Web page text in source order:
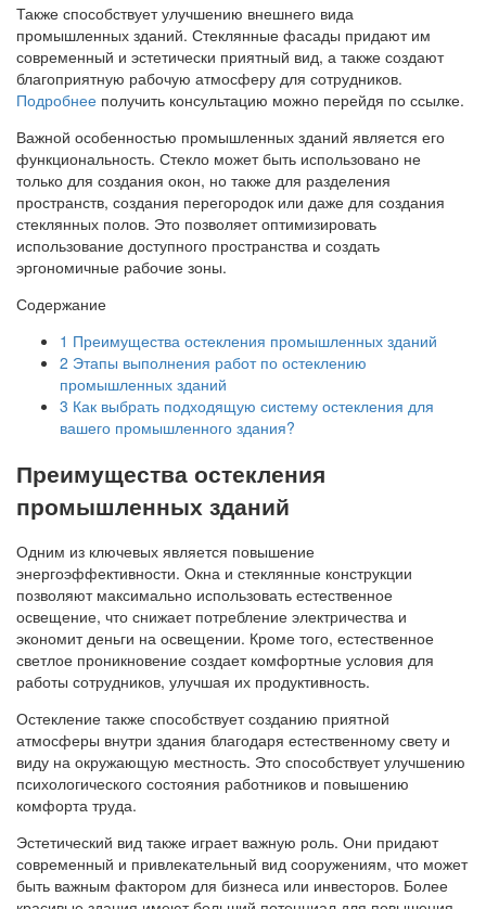
Также способствует улучшению внешнего вида
промышленных зданий. Стеклянные фасады придают им
современный и эстетически приятный вид, а также создают
благоприятную рабочую атмосферу для сотрудников.
Подробнее получить консультацию можно перейдя по ссылке.
Важной особенностью промышленных зданий является его
функциональность. Стекло может быть использовано не
только для создания окон, но также для разделения
пространств, создания перегородок или даже для создания
стеклянных полов. Это позволяет оптимизировать
использование доступного пространства и создать
эргономичные рабочие зоны.
Содержание
1 Преимущества остекления промышленных зданий
2 Этапы выполнения работ по остеклению
промышленных зданий
3 Как выбрать подходящую систему остекления для
вашего промышленного здания?
Преимущества остекления
промышленных зданий
Одним из ключевых является повышение
энергоэффективности. Окна и стеклянные конструкции
позволяют максимально использовать естественное
освещение, что снижает потребление электричества и
экономит деньги на освещении. Кроме того, естественное
светлое проникновение создает комфортные условия для
работы сотрудников, улучшая их продуктивность.
Остекление также способствует созданию приятной
атмосферы внутри здания благодаря естественному свету и
виду на окружающую местность. Это способствует улучшению
психологического состояния работников и повышению
комфорта труда.
Эстетический вид также играет важную роль. Они придают
современный и привлекательный вид сооружениям, что может
быть важным фактором для бизнеса или инвесторов. Более